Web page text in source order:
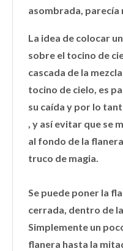
asombrada, parecía
La idea de colocar
sobre el tocino de
cascada de la
tocino de cielo, es
su caída y por lo
, y así evitar que se
al fondo de la
truco de magia.
Se puede poner la
cerrada, dentro de
Simplemente un
flanera hasta la